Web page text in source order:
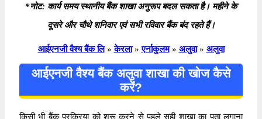
*नोट: कार्य समय स्थानीय बैंक शाखा अनुरूप बदल सकता है। महीने के
दूसरे और चौथे शनिवार एवं सभी रविवार बैंक बंद रहते हैं।
आईएनजी वैश्य बैंक लि » केरला » एर्नाकुलम » अलुवा » अलुवा
आईएनजी वैश्य बैंक अलुवा शाखा की खोज कैसे
करें?
किसी भी बैंक प्रक्रिया को शुरू करने से पहले सही शाखा का पता लगाना